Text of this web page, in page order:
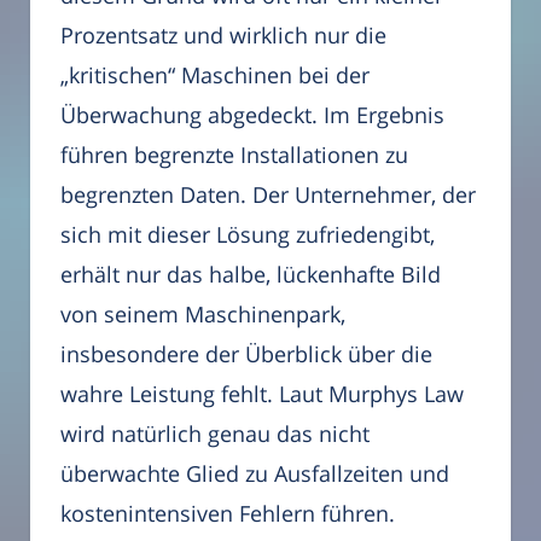
Prozentsatz und wirklich nur die
„kritischen“ Maschinen bei der
Überwachung abgedeckt. Im Ergebnis
führen begrenzte Installationen zu
begrenzten Daten. Der Unternehmer, der
sich mit dieser Lösung zufriedengibt,
erhält nur das halbe, lückenhafte Bild
von seinem Maschinenpark,
insbesondere der Überblick über die
wahre Leistung fehlt. Laut Murphys Law
wird natürlich genau das nicht
überwachte Glied zu Ausfallzeiten und
kostenintensiven Fehlern führen.